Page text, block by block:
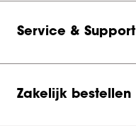
Service & Support
Zakelijk bestellen